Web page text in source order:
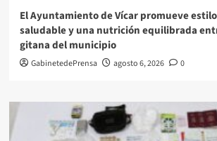
El Ayuntamiento de Vícar promueve
saludable y una nutrición equilibrada
gitana del municipio
GabinetedePrensa agosto 6, 2026 0